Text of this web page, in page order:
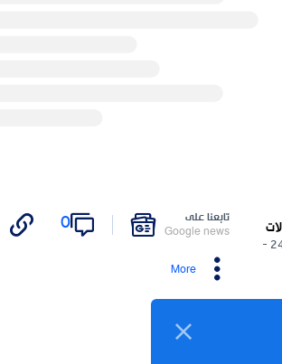
على
Google
0